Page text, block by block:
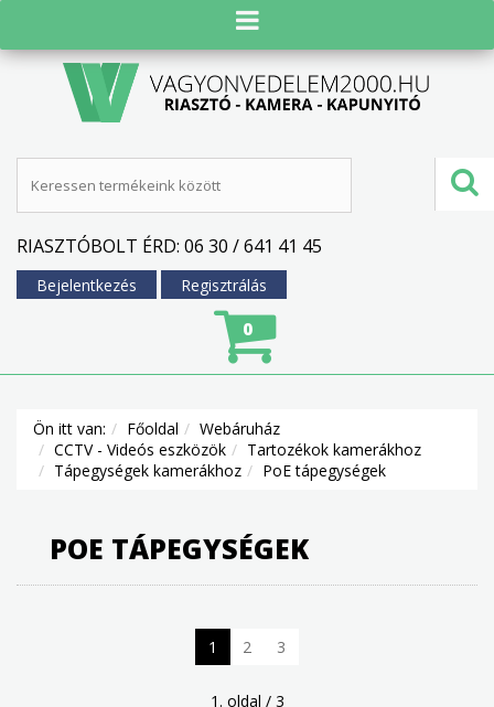
RIASZTÓBOLT ÉRD: 06 30 / 641 41 45
Bejelentkezés Regisztrálás
0
Ön itt van: Főoldal
Webáruház
CCTV - Videós eszközök
Tartozékok kamerákhoz
Tápegységek kamerákhoz
PoE tápegységek
POE TÁPEGYSÉGEK
1 2 3
1. oldal / 3